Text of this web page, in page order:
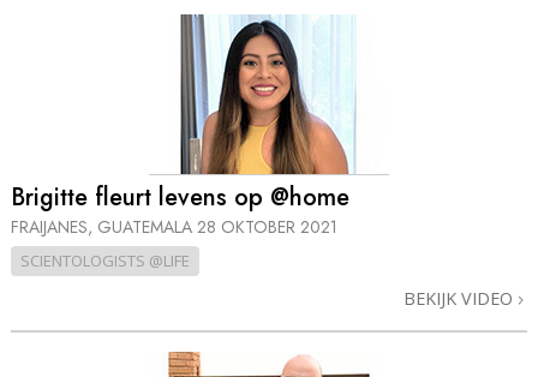
Brigitte fleurt levens op @home
FRAIJANES, GUATEMALA 28 OKTOBER 2021
SCIENTOLOGISTS @LIFE
BEKIJK VIDEO